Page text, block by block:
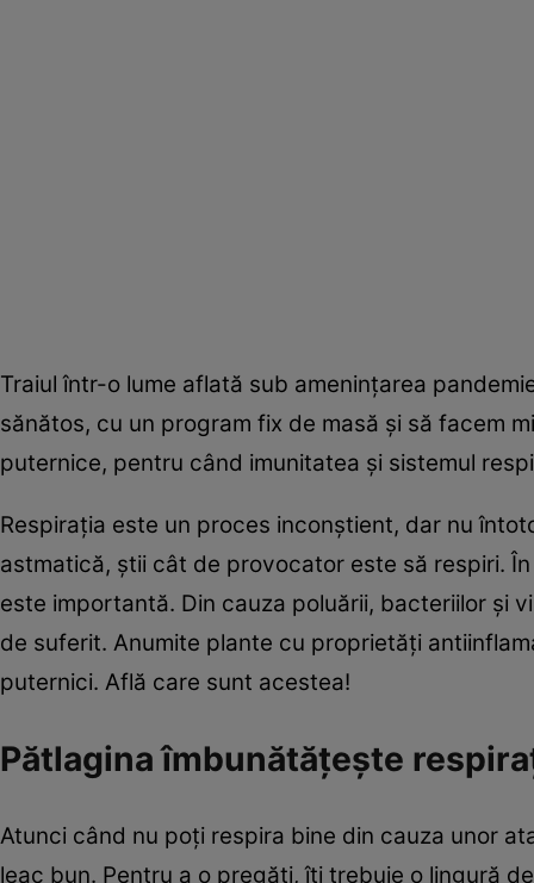
Traiul într-o lume aflată sub ameninţarea
sănătos, cu un program fix de masă şi să facem
puternice, pentru când imunitatea şi sistemul
Respiraţia este un proces inconştient, dar nu
astmatică, ştii cât de provocator este să respiri.
este importantă. Din cauza poluării, bacteriilor şi
de suferit. Anumite plante cu proprietăţi
puternici. Află care sunt acestea!
Pătlagina îmbunătăţeşte
Atunci când nu poţi respira bine din cauza unor
leac bun. Pentru a o pregăti, îţi trebuie o lingură